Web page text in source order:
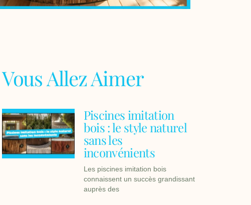
Vous Allez Aimer
Piscines imitation
bois : le style naturel
sans les
inconvénients
Les piscines imitation bois
connaissent un succès grandissant
auprès des